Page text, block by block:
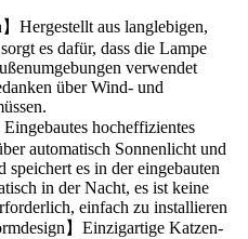
Hergestellt aus langlebigen,
es dafür, dass die Lampe
verwendet
über Wind- und
hocheffizientes
automatisch Sonnenlicht und
es in der eingebauten
in der Nacht, es ist keine
einfach zu installieren
】Einzigartige Katzen-